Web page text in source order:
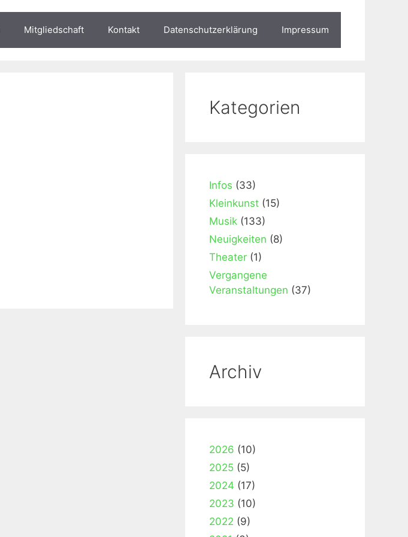
Mitgliedschaft Kontakt Datenschutzerklärung Impressum
Kategorien
Infos (33)
Kleinkunst (15)
Musik (133)
Neuigkeiten (8)
Theater (1)
Vergangene
Veranstaltungen (37)
Archiv
2026 (10)
2025 (5)
2024 (17)
2023 (10)
2022 (9)